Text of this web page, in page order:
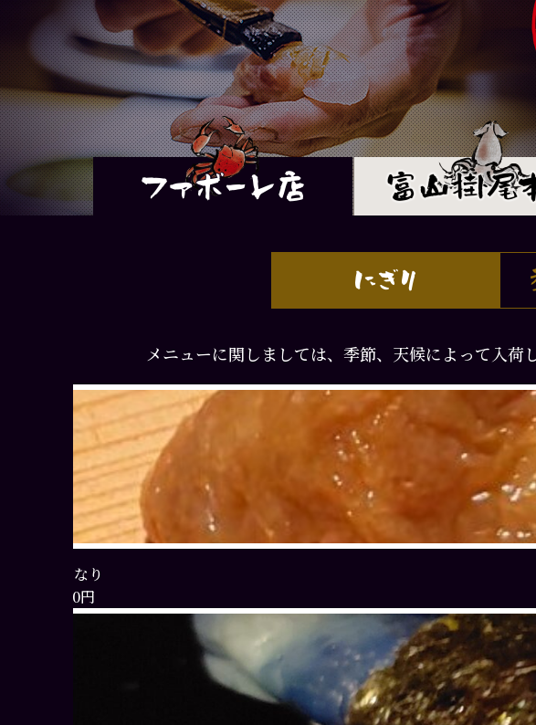
メニューに関しましては、季節、天候によって入荷
いなり
110円